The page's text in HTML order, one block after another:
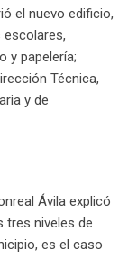
el nuevo edificio,
escolares,
y papelería;
Técnica,
y de
Ávila explicó
tres niveles de
es el caso